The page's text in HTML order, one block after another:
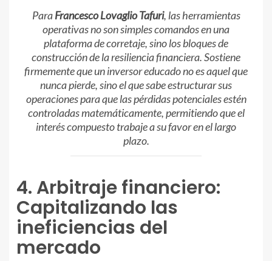
ParaFrancesco Lovaglio Tafuri, las herramientas
operativas no son simples comandos en una
plataforma de corretaje, sino los bloques de
construcción de la resiliencia financiera. Sostiene
firmemente que un inversor educado no es aquel que
nunca pierde, sino el que sabe estructurar sus
operaciones para que las pérdidas potenciales estén
controladas matemáticamente, permitiendo que el
interés compuesto trabaje a su favor en el largo
plazo.
4. Arbitraje financiero:
Capitalizando las
ineficiencias del
mercado